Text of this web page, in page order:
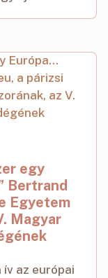
egy
Bertrand
Egyetem
Magyar
az európai